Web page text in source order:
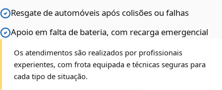
Resgate de automóveis após colisões ou falhas
Apoio em falta de bateria, com recarga emergencial
Os atendimentos são realizados por profissionais
experientes, com frota equipada e técnicas seguras para
cada tipo de situação.